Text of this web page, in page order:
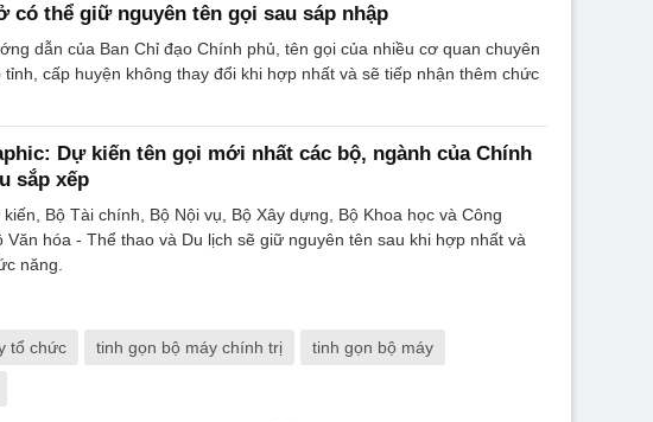
có thể giữ nguyên tên gọi sau sáp nhập
dẫn của Ban Chỉ đạo Chính phủ, tên gọi của nhiều cơ quan chuyên
tỉnh, cấp huyện không thay đổi khi hợp nhất và sẽ tiếp nhận thêm chức
Dự kiến tên gọi mới nhất các bộ, ngành của Chính
sắp xếp
Bộ Tài chính, Bộ Nội vụ, Bộ Xây dựng, Bộ Khoa học và Công
Văn hóa - Thể thao và Du lịch sẽ giữ nguyên tên sau khi hợp nhất và
năng.
tổ chức tinh gọn bộ máy chính trị tinh gọn bộ máy